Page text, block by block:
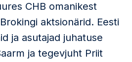
CHB omanikest
aktsionärid. Eesti
ja asutajad juhatuse
ja tegevjuht Priit